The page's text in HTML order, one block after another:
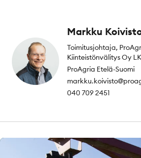
Markku
Toimitusjohtaja,
Kiinteistönvälitys Oy
ProAgria Etelä-Suomi
040 709 2451